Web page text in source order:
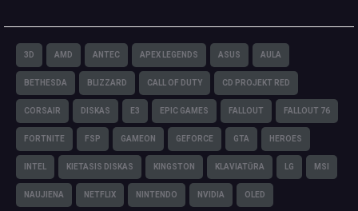
3D AMD ANTEC APEX LEGENDS ASUS AULA
BETHESDA BLIZZARD CALL OF DUTY CD PROJEKT RED
CORSAIR DISKAS E3 EPIC GAMES FALLOUT FALLOUT 76
FORTNITE FSP GAMEON GEFORCE GTA HEROES
INTEL KIETASIS DISKAS KINGSTON KLAVIATŪRA LG MSI
NAUJIENA NETFLIX NINTENDO NVIDIA OLED